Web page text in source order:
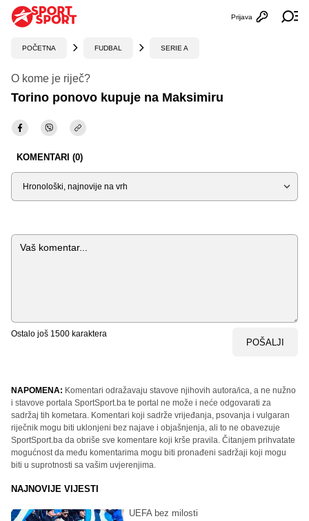
Otvori
Prijava
POČETNA FUDBAL SERIE A
O kome je riječ?
Torino ponovo kupuje na Maksimiru
KOMENTARI (0)
Sortiraj
Komentar
Ostalo još 1500 karaktera
POŠALJI
NAPOMENA: Komentari odražavaju stavove njihovih autora/ica, a ne nužno
i stavove portala SportSport.ba te portal ne može i neće odgovarati za
sadržaj tih kometara. Komentari koji sadrže vrijeđanja, psovanja i vulgaran
riječnik mogu biti uklonjeni bez najave i objašnjenja, ali to ne obavezuje
SportSport.ba da obriše sve komentare koji krše pravila. Čitanjem prihvatate
mogućnost da među komentarima mogu biti pronađeni sadržaji koji mogu
biti u suprotnosti sa vašim uvjerenjima.
NAJNOVIJE VIJESTI
UEFA bez milosti